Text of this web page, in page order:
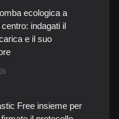
ecologica a
indagati il
e il suo
Free insieme per